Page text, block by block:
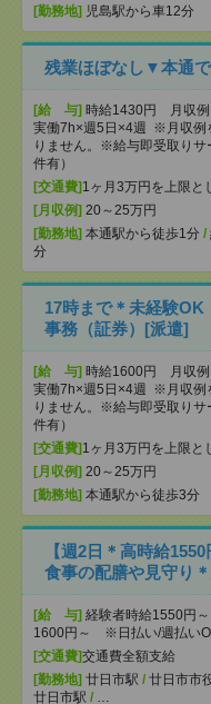
[勤務地] 児島駅から車12分
残業ほぼなし▼本通
[給 与] 時給1430円 月収
実働7h×週5日×4週 ※月収例
りません。※給与即受取りサ
件有）
[交通費] 1ヶ月3万円を上限と
[月収例] 20～25万円
[勤務地] 本通駅から徒歩1分 /
分
17時まで＊未経験
事務（証券）[派遣]
[給 与] 時給1600円 月収
実働7h×週5日×4週 ※月収例
りません。※給与即受取りサ
件有）
[交通費] 1ヶ月3万円を上限と
[月収例] 20～25万円
[勤務地] 本通駅から徒歩3分
【週2日＊高時給
食事の配膳や見守り
[給 与] 経験者時給1550円
1600円～ ※日払い/週払い
[交通費]交通費全額支給
[勤務地] 廿日市駅 / 廿日市市
廿日市駅 / …